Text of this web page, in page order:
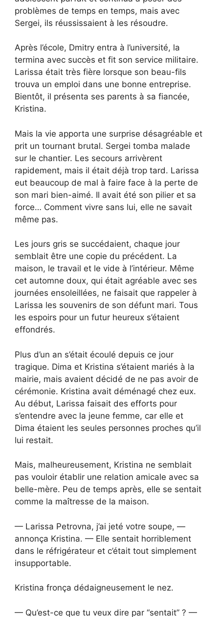
problèmes de temps en temps, mais avec
Sergei, ils réussissaient à les résoudre.
Après l’école, Dmitry entra à l’université, la
termina avec succès et fit son service militaire.
Larissa était très fière lorsque son beau-fils
trouva un emploi dans une bonne entreprise.
Bientôt, il présenta ses parents à sa fiancée,
Kristina.
Mais la vie apporta une surprise désagréable et
prit un tournant brutal. Sergei tomba malade
sur le chantier. Les secours arrivèrent
rapidement, mais il était déjà trop tard. Larissa
eut beaucoup de mal à faire face à la perte de
son mari bien-aimé. Il avait été son pilier et sa
force… Comment vivre sans lui, elle ne savait
même pas.
Les jours gris se succédaient, chaque jour
semblait être une copie du précédent. La
maison, le travail et le vide à l’intérieur. Même
cet automne doux, qui était agréable avec ses
journées ensoleillées, ne faisait que rappeler à
Larissa les souvenirs de son défunt mari. Tous
les espoirs pour un futur heureux s’étaient
effondrés.
Plus d’un an s’était écoulé depuis ce jour
tragique. Dima et Kristina s’étaient mariés à la
mairie, mais avaient décidé de ne pas avoir de
cérémonie. Kristina avait déménagé chez eux.
Au début, Larissa faisait des efforts pour
s’entendre avec la jeune femme, car elle et
Dima étaient les seules personnes proches qu’il
lui restait.
Mais, malheureusement, Kristina ne semblait
pas vouloir établir une relation amicale avec sa
belle-mère. Peu de temps après, elle se sentait
comme la maîtresse de la maison.
— Larissa Petrovna, j’ai jeté votre soupe, —
annonça Kristina. — Elle sentait horriblement
dans le réfrigérateur et c’était tout simplement
insupportable.
Kristina fronça dédaigneusement le nez.
— Qu’est-ce que tu veux dire par “sentait” ? —